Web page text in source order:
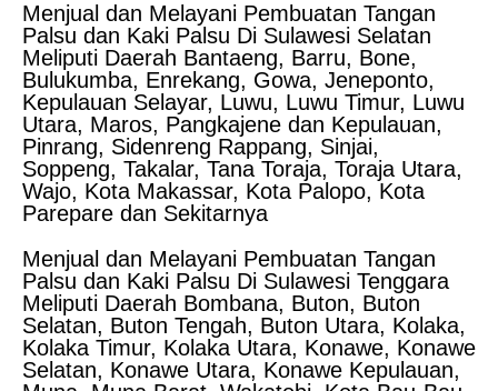
Menjual dan Melayani Pembuatan Tangan
Palsu dan Kaki Palsu Di Sulawesi Selatan
Meliputi Daerah Bantaeng, Barru, Bone,
Bulukumba, Enrekang, Gowa, Jeneponto,
Kepulauan Selayar, Luwu, Luwu Timur, Luwu
Utara, Maros, Pangkajene dan Kepulauan,
Pinrang, Sidenreng Rappang, Sinjai,
Soppeng, Takalar, Tana Toraja, Toraja Utara,
Wajo, Kota Makassar, Kota Palopo, Kota
Parepare dan Sekitarnya
Menjual dan Melayani Pembuatan Tangan
Palsu dan Kaki Palsu Di Sulawesi Tenggara
Meliputi Daerah Bombana, Buton, Buton
Selatan, Buton Tengah, Buton Utara, Kolaka,
Kolaka Timur, Kolaka Utara, Konawe, Konawe
Selatan, Konawe Utara, Konawe Kepulauan,